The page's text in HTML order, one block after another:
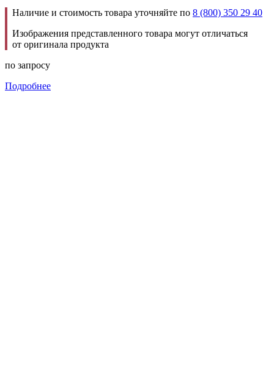
Наличие и стоимость товара уточняйте по 8 (800) 350 29 40
Изображения представленного товара могут отличаться
от оригинала продукта
по запросу
Подробнее